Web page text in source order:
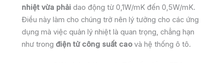
nhiệt vừa phải dao động từ 0,1W/mK đến 0,5W/mK.
Điều này làm cho chúng trở nên lý tưởng cho các ứng
dụng mà việc quản lý nhiệt là quan trọng, chẳng hạn
như trong điện tử công suất cao và hệ thống ô tô.